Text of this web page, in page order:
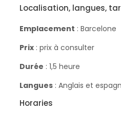
Localisation, langues,
Emplacement : Barcelone
Prix : prix à consulter
Durée : 1,5 heure
Langues : Anglais et
Horaries